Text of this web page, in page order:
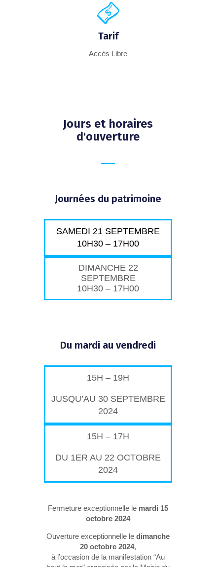
Tarif
Accès Libre
Jours et horaires
d'ouverture
Journées du patrimoine
SAMEDI 21 SEPTEMBRE
10H30 – 17H00
DIMANCHE 22
SEPTEMBRE
10H30 – 17H00
Du mardi au vendredi
15H – 19H
JUSQU’AU 30 SEPTEMBRE
2024
15H – 17H
DU 1ER AU 22 OCTOBRE
2024
Fermeture exceptionnelle le mardi 15
octobre 2024
Ouverture exceptionnelle le dimanche
20 octobre 2024,
à l’occasion de la manifestation “Au